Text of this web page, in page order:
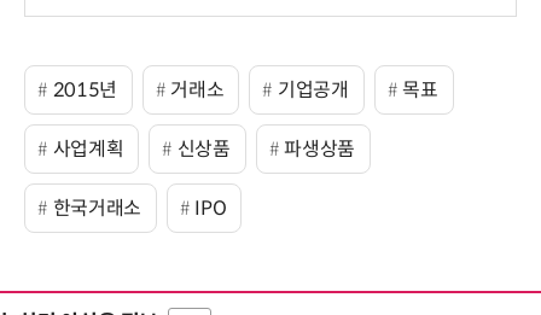
보
2015년 거래소 기업공개 목표
사업계획 신상품 파생상품
한국거래소 IPO